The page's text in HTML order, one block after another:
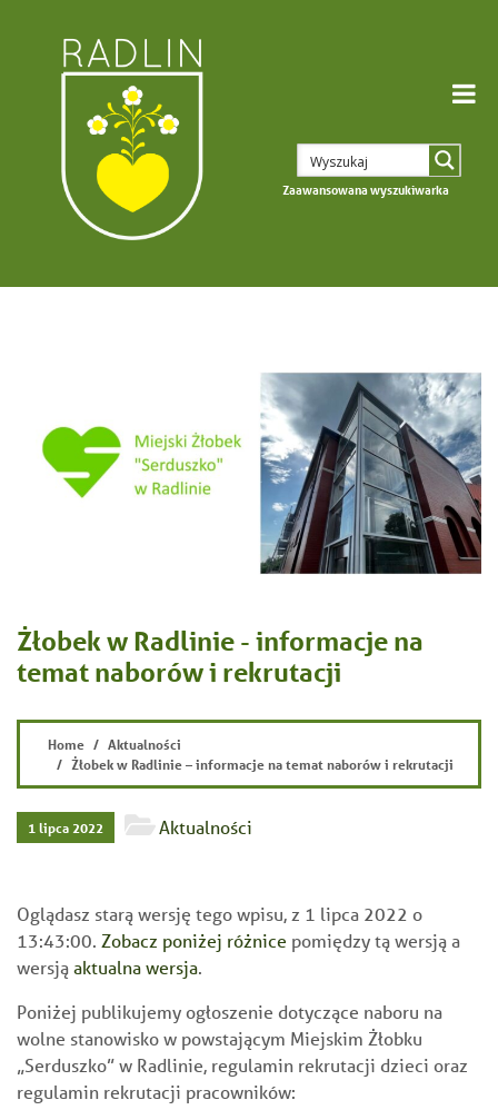
Zaawansowana wyszukiwarka
Żłobek w Radlinie - informacje na
temat naborów i rekrutacji
Home
Aktualności
Żłobek w Radlinie – informacje na temat naborów i rekrutacji
1 lipca 2022 Aktualności
Oglądasz starą wersję tego wpisu, z 1 lipca 2022 o
13:43:00. Zobacz poniżej różnice pomiędzy tą wersją a
wersjąaktualna wersja.
Poniżej publikujemy ogłoszenie dotyczące naboru na
wolne stanowisko w powstającym Miejskim Żłobku
„Serduszko” w Radlinie, regulamin rekrutacji dzieci oraz
regulamin rekrutacji pracowników: